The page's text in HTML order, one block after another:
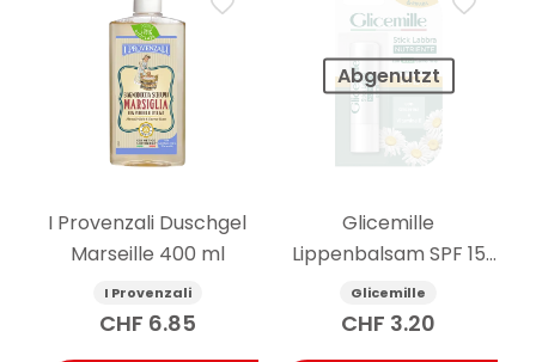
I Provenzali Duschgel
Marseille 400 ml
I Provenzali
CHF 6.85
Abgenutzt
Glicemille
Lippenbalsam SPF 15
pflegend 5.5g
Glicemille
CHF 3.20